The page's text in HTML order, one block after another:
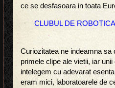
ce se desfasoara in toata
CLUBUL DE
Curiozitatea ne indeamna
primele clipe ale vietii, iar
intelegem cu adevarat
eram mici, laboratoarele de